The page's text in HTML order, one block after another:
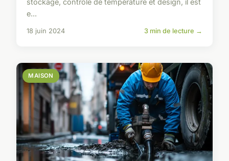
stockage, contrôle de température et design, il est
e...
18 juin 2024 3 min de lecture →
MAISON